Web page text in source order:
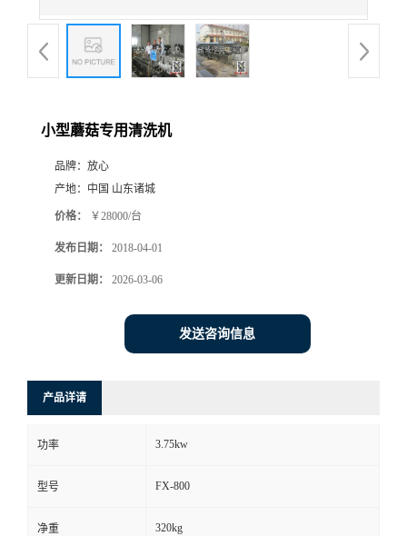
小型蘑菇专用清洗机
品牌： 放心
产地： 中国 山东诸城
价格： ￥28000/台
发布日期： 2018-04-01
更新日期： 2026-03-06
发送咨询信息
产品详请
功率 3.75kw
型号 FX-800
净重 320kg